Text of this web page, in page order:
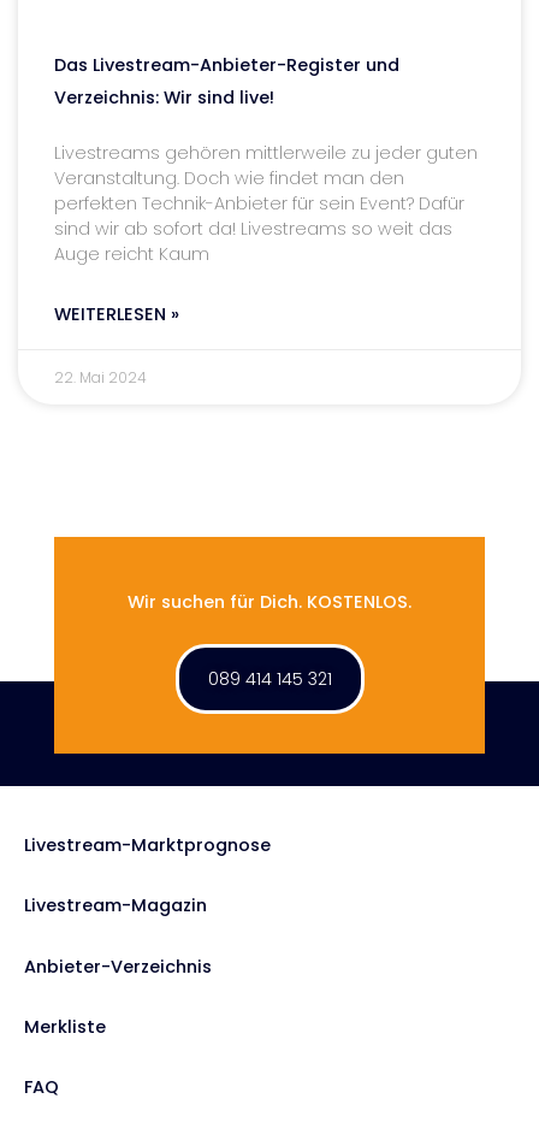
Das Livestream-Anbieter-Register und
Verzeichnis: Wir sind live!
Livestreams gehören mittlerweile zu jeder guten
Veranstaltung. Doch wie findet man den
perfekten Technik-Anbieter für sein Event? Dafür
sind wir ab sofort da! Livestreams so weit das
Auge reicht Kaum
WEITERLESEN »
22. Mai 2024
Wir suchen für Dich. KOSTENLOS.
089 414 145 321
Livestream-Marktprognose
Livestream-Magazin
Anbieter-Verzeichnis
Merkliste
FAQ